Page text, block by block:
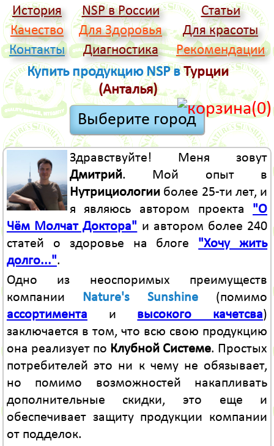
История NSP в России
Статьи
Качество
Для Здоровья
Для красоты
Контакты
Диагностика Рекомендации
Купить продукцию NSP вТурции
(Анталья)
(0)
Здравствуйте! Меня зовут
Дмитрий. Мой опыт в
Нутрициологииболее 25-ти лет, и
я являюсь автором проекта "О
Чём Молчат Доктора" и автором более 240
статей о здоровье на блоге "Хочу жить
долго...".
Одно из неоспоримых преимуществ
компании Nature's Sunshine (помимо
ассортимента и высокого качетсва)
заключается в том, что всю свою продукцию
она реализует по Клубной Системе. Простых
потребителей это ни к чему не обязывает,
но помимо возможностей накапливать
дополнительные скидки, это еще и
обеспечивает защиту продукции компании
от подделок.